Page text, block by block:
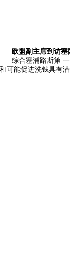
欧盟副主席到访
综合塞浦路斯第
和可能促进洗钱具有潜